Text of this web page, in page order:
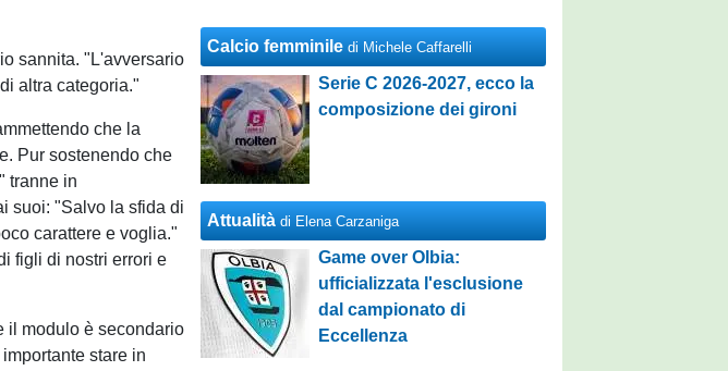
sannita. "L'avversario
altra categoria."
che la
Pur sostenendo che
tranne in
suoi: "Salvo la sfida di
carattere e voglia."
figli di nostri errori e
il modulo è secondario
stare in
Calcio femminile di Michele Caffarelli
Serie C 2026-2027, ecco la
composizione dei gironi
Attualità di Elena Carzaniga
Game over Olbia:
ufficializzata l'esclusione
dal campionato di
Eccellenza